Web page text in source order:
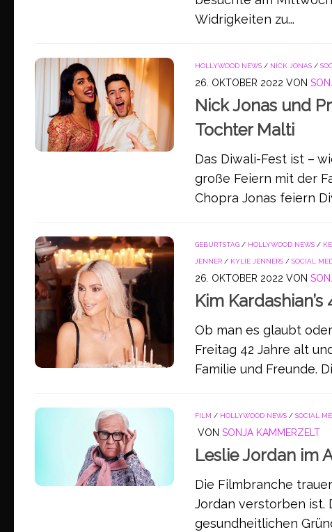
Widrigkeiten zu...
HOLLYWOOD NEWS / NICK JONAS /
26. OKTOBER 2022 VON
Nick Jonas und
Tochter Malti
Das Diwali-Fest ist –
große Feiern mit der
Chopra Jonas feiern
GEBURTSTAG / HOLLYWOOD NEWS /
JENNER / KYLIE JENNERS / SOCIAL
26. OKTOBER 2022 VON
Kim
Ob man es glaubt
Freitag 42 Jahre alt
Familie und Freunde.
FILM / HOLLYWOOD NEWS / SOCIAL
VON SONJA KAMMERZELT
Leslie Jordan im
Die Filmbranche
Jordan verstorben ist.
gesundheitlichen